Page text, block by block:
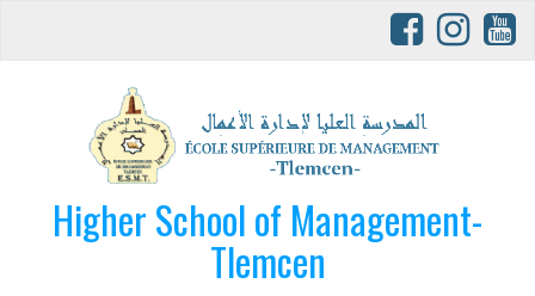
Higher School of Management-
Tlemcen